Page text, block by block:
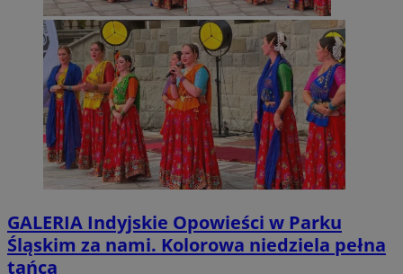
GALERIA Indyjskie Opowieści w Parku
Śląskim za nami. Kolorowa niedziela pełna
tańca